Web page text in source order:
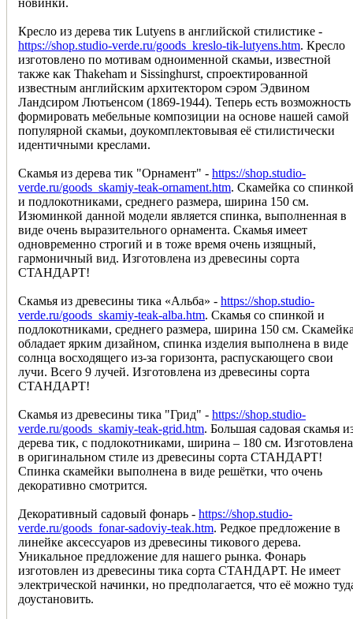
Кресло из дерева тик Lutyens в английской стилистике -
https://shop.studio-verde.ru/goods_kreslo-tik-lutyens.htm. Кресло
изготовлено по мотивам одноименной скамьи, известной
также как Thakeham и Sissinghurst, спроектированной
известным английским архитектором сэром Эдвином
Ландсиром Лютьенсом (1869-1944). Теперь есть возможность
формировать мебельные композиции на основе нашей самой
популярной скамьи, доукомплектовывая её стилистически
идентичными креслами.
Скамья из дерева тик "Орнамент" - https://shop.studio-
verde.ru/goods_skamiy-teak-ornament.htm. Скамейка со спинкой
и подлокотниками, среднего размера, ширина 150 см.
Изюминкой данной модели является спинка, выполненная в
виде очень выразительного орнамента. Скамья имеет
одновременно строгий и в тоже время очень изящный,
гармоничный вид. Изготовлена из древесины сорта
СТАНДАРТ!
Скамья из древесины тика «Альба» - https://shop.studio-
verde.ru/goods_skamiy-teak-alba.htm. Скамья со спинкой и
подлокотниками, среднего размера, ширина 150 см.
обладает ярким дизайном, спинка изделия выполнена в виде
солнца восходящего из-за горизонта, распускающего свои
лучи. Всего 9 лучей. Изготовлена из древесины сорта
СТАНДАРТ!
Скамья из древесины тика "Грид" - https://shop.studio-
verde.ru/goods_skamiy-teak-grid.htm. Большая садовая скамья
дерева тик, с подлокотниками, ширина – 180 см. Изготовлена
в оригинальном стиле из древесины сорта СТАНДАРТ!
Спинка скамейки выполнена в виде решётки, что очень
декоративно смотрится.
Декоративный садовый фонарь - https://shop.studio-
verde.ru/goods_fonar-sadoviy-teak.htm. Редкое предложение в
линейке аксессуаров из древесины тикового дерева.
Уникальное предложение для нашего рынка. Фонарь
изготовлен из древесины тика сорта СТАНДАРТ. Не имеет
электрической начинки, но предполагается, что её можно
доустановить.